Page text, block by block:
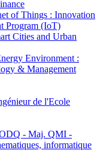
of Things : Innovation
Program (IoT)
Cities and Urban
Environment :
& Management
de l'Ecole
- Maj. QMI -
informatique